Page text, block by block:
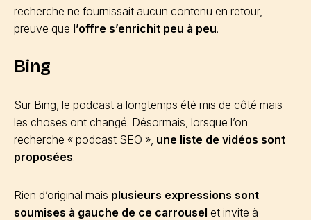
recherche ne fournissait aucun contenu en retour,
preuve que l’offre s’enrichit peu à peu.
Bing
Sur Bing, le podcast a longtemps été mis de côté mais
les choses ont changé. Désormais, lorsque l’on
recherche « podcast SEO », une liste de vidéos sont
proposées.
Rien d’original mais plusieurs expressions sont
soumises à gauche de ce carrousel et invite à